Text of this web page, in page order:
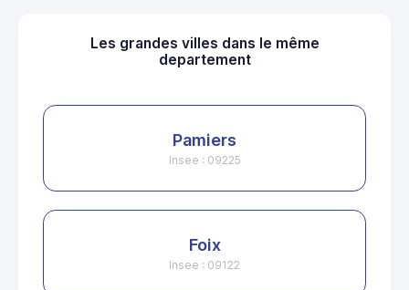
Les grandes villes dans le même
departement
Pamiers
Insee : 09225
Foix
Insee : 09122